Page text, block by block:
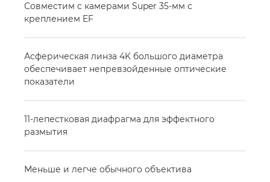
Совместим с камерами Super 35-мм с
креплением EF
Асферическая линза 4K большого диаметра
обеспечивает непревзойденные оптические
показатели
11-лепестковая диафрагма для эффектного
размытия
Меньше и легче обычного объектива